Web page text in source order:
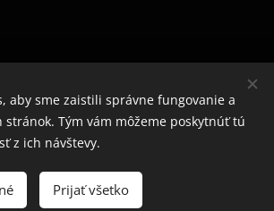
Všetky práva vyhradené
stavebná činnosť
aby sme zaistili správne fungovanie a
stránok. Tým vám môžeme poskytnúť tú
z ich návštevy.
Prijať všetko